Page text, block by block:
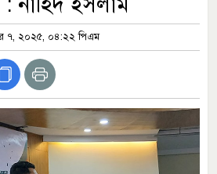
৭, ২০২৫, ০৪:২২ পিএম